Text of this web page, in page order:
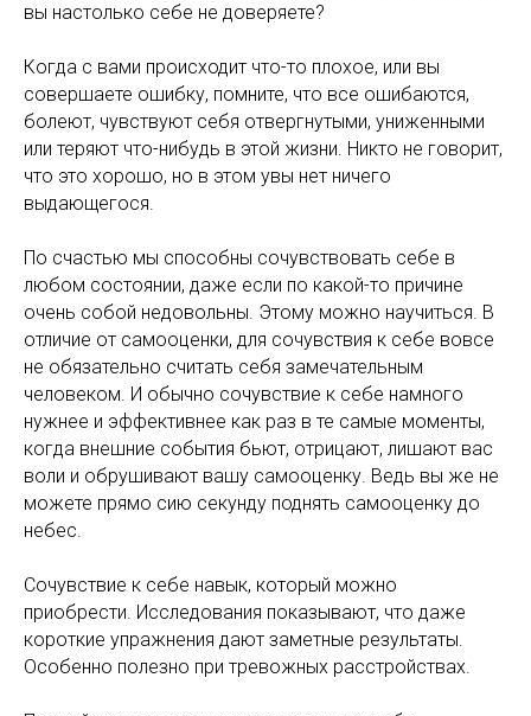
вы настолько себе не доверяете?
Когда с вами происходит что-то плохое, или вы
совершаете ошибку, помните, что все ошибаются,
болеют, чувствуют себя отвергнутыми, униженными
или теряют что-нибудь в этой жизни. Никто не говорит,
что это хорошо, но в этом увы нет ничего
выдающегося.
По счастью мы способны сочувствовать себе в
любом состоянии, даже если по какой-то причине
очень собой недовольны. Этому можно научиться. В
отличие от самооценки, для сочувствия к себе вовсе
не обязательно считать себя замечательным
человеком. И обычно сочувствие к себе намного
нужнее и эффективнее как раз в те самые моменты,
когда внешние события бьют, отрицают, лишают вас
воли и обрушивают вашу самооценку. Ведь вы же не
можете прямо сию секунду поднять самооценку до
небес.
Сочувствие к себе навык, который можно
приобрести. Исследования показывают, что даже
короткие упражнения дают заметные результаты.
Особенно полезно при тревожных расстройствах.